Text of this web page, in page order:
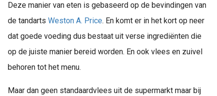
Deze manier van eten is gebaseerd op de bevindingen van
de tandarts Weston A. Price. En komt er in het kort op neer
dat goede voeding dus bestaat uit verse ingrediënten die
op de juiste manier bereid worden. En ook vlees en zuivel
behoren tot het menu.
Maar dan geen standaardvlees uit de supermarkt maar bij